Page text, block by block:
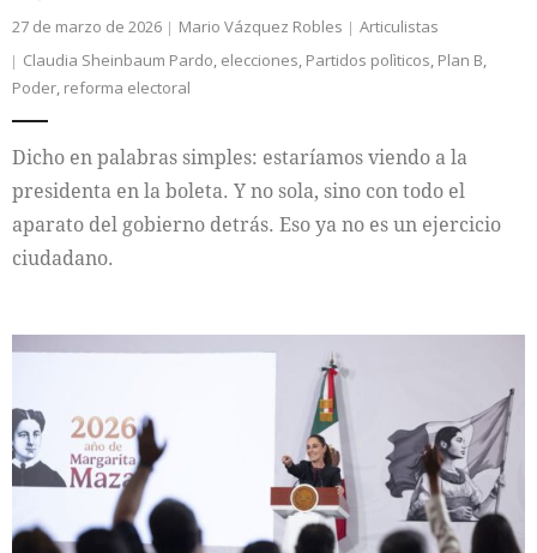
27 de marzo de 2026 Mario Vázquez Robles
Articulistas
Claudia Sheinbaum Pardo, elecciones, Partidos polìticos, Plan B,
Poder, reforma electoral
Dicho en palabras simples: estaríamos viendo a la
presidenta en la boleta. Y no sola, sino con todo el
aparato del gobierno detrás. Eso ya no es un ejercicio
ciudadano.